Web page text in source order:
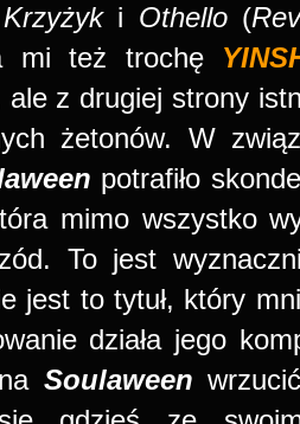
i Othello (
mi też trochę
z drugiej strony
żetonów. W
potrafiło
mimo wszystko
To jest
jest to tytuł, który
działa jego
Soulaween